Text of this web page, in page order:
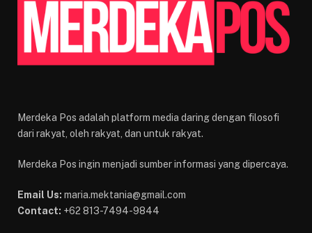
Merdeka Pos adalah platform media daring dengan filosofi
dari rakyat, oleh rakyat, dan untuk rakyat.
Merdeka Pos ingin menjadi sumber informasi yang dipercaya.
Email Us: maria.mektania@gmail.com
Contact: +62 813-7494-9844